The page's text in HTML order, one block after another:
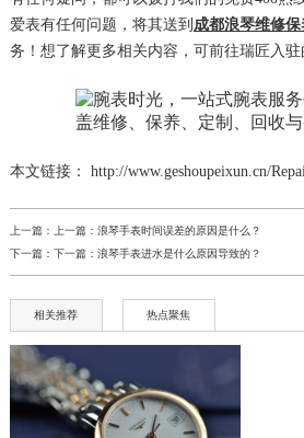
爱表有任何问题，将其送到 成都浪琴维修保
务！想了解更多相关内容，可前往瑞匠入驻
本文链接： http://www.geshoupeixun.cn/
上一篇：上一篇： 浪琴手表时间误差的原因是什么？
下一篇：下一篇： 浪琴手表进水是什么原因导致的？
相关推荐 热点聚焦